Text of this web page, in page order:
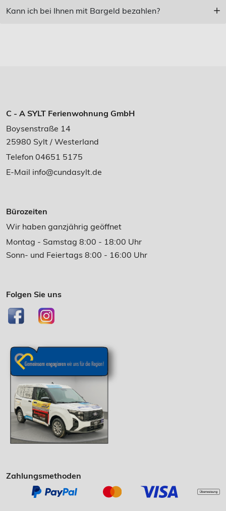
Kann ich bei Ihnen mit Bargeld bezahlen?
C - A SYLT Ferienwohnung GmbH
Boysenstraße 14
25980 Sylt / Westerland
Telefon 04651 5175
E-Mail info@cundasylt.de
Bürozeiten
Wir haben ganzjährig geöffnet
Montag - Samstag 8:00 - 18:00 Uhr
Sonn- und Feiertags 8:00 - 16:00 Uhr
Folgen Sie uns
Zahlungsmethoden